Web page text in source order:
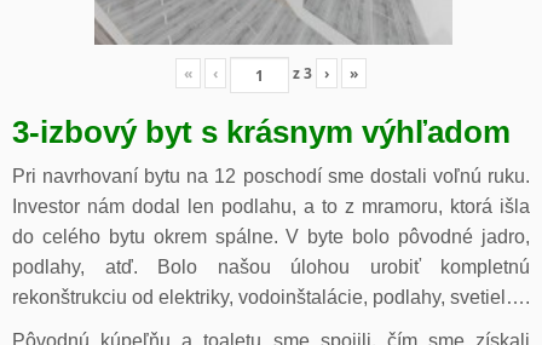
« ‹ z3 › »
3-izbový byt s krásnym výhľadom
Pri navrhovaní bytu na 12 poschodí sme dostali voľnú ruku.
Investor nám dodal len podlahu, a to z mramoru, ktorá išla
do celého bytu okrem spálne. V byte bolo pôvodné jadro,
podlahy, atď. Bolo našou úlohou urobiť kompletnú
rekonštrukciu od elektriky, vodoinštalácie, podlahy, svetiel….
Pôvodnú kúpeľňu a toaletu sme spojili, čím sme získali